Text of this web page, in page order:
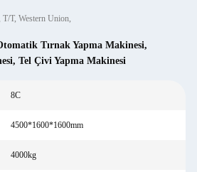
T, Western Union,
Tırnak Yapma Makinesi,
, Tel Çivi Yapma Makinesi
8C
4500*1600*1600mm
4000kg